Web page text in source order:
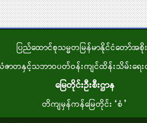
ပြည်ထောင်စုသမ္မတမြန်မာနိုင်ငံတော်အစို
ာတနှင့်သဘာဝပတ်ဝန်းကျင်ထိန်းသိမ်းရေးဝ
မြေတိုင်းဦးစီးဌာန
တိကျမှန်ကန်မြေတိုင်း“စံ”